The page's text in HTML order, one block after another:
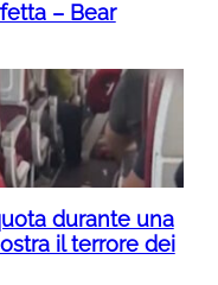
– Bear
durante una
il terrore dei